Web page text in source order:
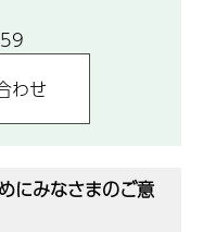
にみなさまのご意